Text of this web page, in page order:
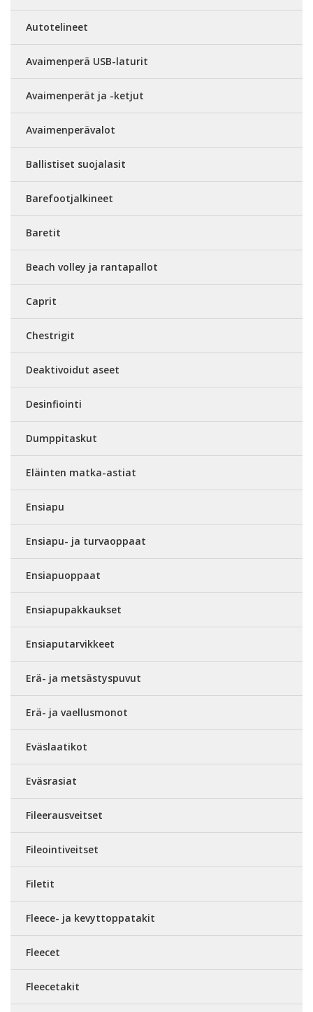
Autotelineet
Avaimenperä USB-laturit
Avaimenperät ja -ketjut
Avaimenperävalot
Ballistiset suojalasit
Barefootjalkineet
Baretit
Beach volley ja rantapallot
Caprit
Chestrigit
Deaktivoidut aseet
Desinfiointi
Dumppitaskut
Eläinten matka-astiat
Ensiapu
Ensiapu- ja turvaoppaat
Ensiapuoppaat
Ensiapupakkaukset
Ensiaputarvikkeet
Erä- ja metsästyspuvut
Erä- ja vaellusmonot
Eväslaatikot
Eväsrasiat
Fileerausveitset
Fileointiveitset
Filetit
Fleece- ja kevyttoppatakit
Fleecet
Fleecetakit